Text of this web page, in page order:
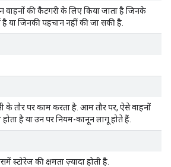
वाहनों की कैटगरी के लिए किया जाता है जिनके
है या जिनकी पहचान नहीं की जा सकी है.
के तौर पर काम करता है. आम तौर पर, ऐसे वाहनों
है या उन पर नियम-कानून लागू होते हैं.
स्टोरेज की क्षमता ज़्यादा होती है.